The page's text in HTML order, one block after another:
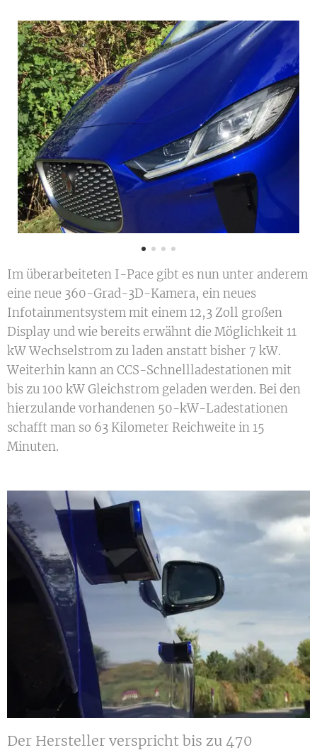
Im überarbeiteten I-Pace gibt es nun unter anderem
eine neue 360-Grad-3D-Kamera, ein neues
Infotainmentsystem mit einem 12,3 Zoll großen
Display und wie bereits erwähnt die Möglichkeit 11
kW Wechselstrom zu laden anstatt bisher 7 kW.
Weiterhin kann an CCS-Schnellladestationen mit
bis zu 100 kW Gleichstrom geladen werden. Bei den
hierzulande vorhandenen 50-kW-Ladestationen
schafft man so 63 Kilometer Reichweite in 15
Minuten.
Der Hersteller verspricht bis zu 470